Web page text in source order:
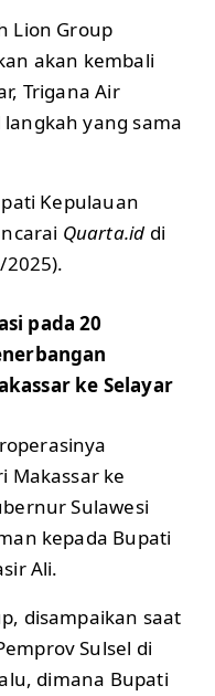
Lion Group
akan kembali
Trigana Air
yang sama
Kepulauan
Quarta.id di
pada 20
ke Selayar
Makassar ke
Sulawesi
kepada Bupati
Ali.
disampaikan saat
Sulsel di
dimana Bupati